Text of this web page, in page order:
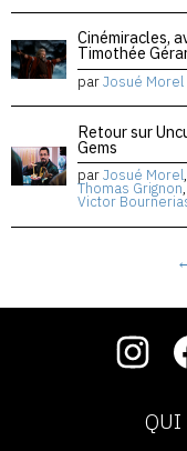
Cinémiracles,
Timothée
parJosué Morel
Retour sur
Gems
parJosué Morel,
Thomas Grignon,
Victor
QUI